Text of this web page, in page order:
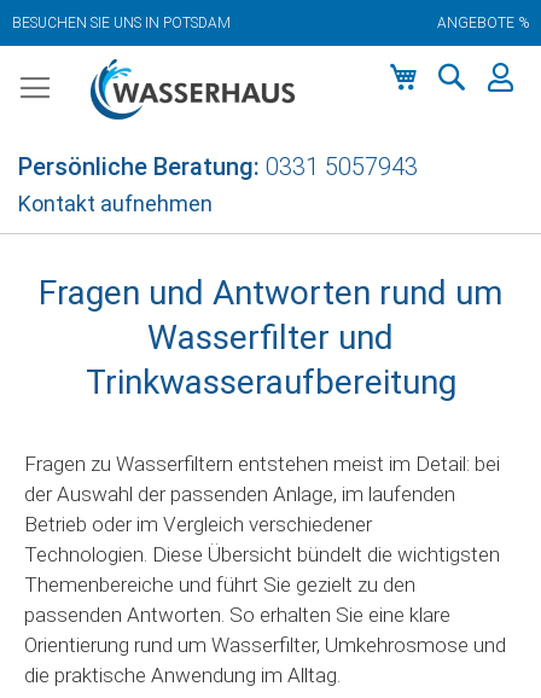
BESUCHEN SIE UNS IN POTSDAM ANGEBOTE %
Inhalt
Persönliche Beratung: 0331 5057943
Kontakt aufnehmen
Fragen und Antworten rund um
Wasserfilter und
Trinkwasseraufbereitung
Fragen zu Wasserfiltern entstehen meist im Detail: bei
der Auswahl der passenden Anlage, im laufenden
Betrieb oder im Vergleich verschiedener
Technologien. Diese Übersicht bündelt die wichtigsten
Themenbereiche und führt Sie gezielt zu den
passenden Antworten. So erhalten Sie eine klare
Orientierung rund um Wasserfilter, Umkehrosmose und
die praktische Anwendung im Alltag.